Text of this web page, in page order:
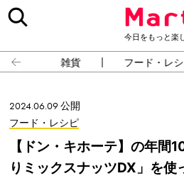
今日をもっと楽
雑貨 フード・レ
2024.06.09 公開
フード・レシピ
【ドン・キホーテ】の年間
りミックスナッツDX」を使